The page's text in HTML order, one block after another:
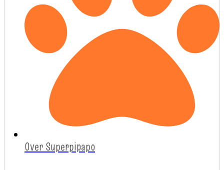
Over Superpipapo